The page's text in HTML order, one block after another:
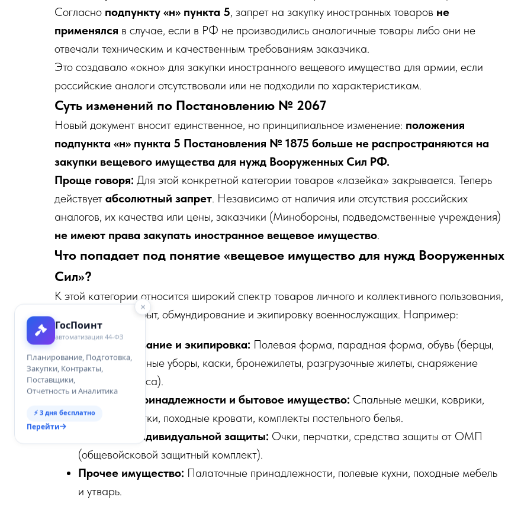
Согласно подпункту «н» пункта 5, запрет на закупку иностранных товаров не
применялся в случае, если в РФ не производились аналогичные товары либо они не
отвечали техническим и качественным требованиям заказчика.
Это создавало «окно» для закупки иностранного вещевого имущества для армии, если
российские аналоги отсутствовали или не подходили по характеристикам.
Суть изменений по Постановлению № 2067
Новый документ вносит единственное, но принципиальное изменение: положения
подпункта «н» пункта 5 Постановления № 1875 больше не распространяются на
закупки вещевого имущества для нужд Вооруженных Сил РФ.
Проще говоря: Для этой конкретной категории товаров «лазейка» закрывается. Теперь
действует абсолютный запрет. Независимо от наличия или отсутствия российских
аналогов, их качества или цены, заказчики (Минобороны, подведомственные учреждения)
не имеют права закупать иностранное вещевое имущество.
Что попадает под понятие «вещевое имущество для нужд Вооруженных
Сил»?
К этой категории относится широкий спектр товаров личного и коллективного пользования,
обеспечивающих быт, обмундирование и экипировку военнослужащих. Например:
Обмундирование и экипировка: Полевая форма, парадная форма, обувь (берцы,
сапоги), головные уборы, каски, бронежилеты, разгрузочные жилеты, снаряжение
(рюкзаки, пояса).
Спальные принадлежности и бытовое имущество: Спальные мешки, коврики,
одеяла, палатки, походные кровати, комплекты постельного белья.
Средства индивидуальной защиты: Очки, перчатки, средства защиты от ОМП
(общевойсковой защитный комплект).
Прочее имущество: Палаточные принадлежности, полевые кухни, походные мебель
и утварь.
×
ГосПоинт
автоматизация 44-ФЗ
Планирование, Подготовка,
Закупки, Контракты,
Поставщики,
Отчетность и Аналитика
⚡ 3 дня бесплатно
Перейти